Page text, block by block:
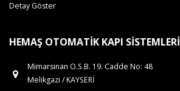
Detay Göster
HEMAŞ OTOMATIK KAPI SISTEMLERI
Mimarsinan O.S.B. 19. Cadde No: 48
Melikgazi / KAYSERİ